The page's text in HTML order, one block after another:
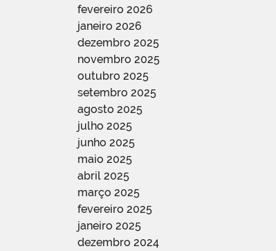
fevereiro 2026
janeiro 2026
dezembro 2025
novembro 2025
outubro 2025
setembro 2025
agosto 2025
julho 2025
junho 2025
maio 2025
abril 2025
março 2025
fevereiro 2025
janeiro 2025
dezembro 2024